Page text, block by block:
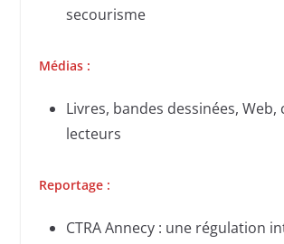
secourisme
Médias :
Livres, bandes dessinées,
lecteurs
Reportage :
CTRA Annecy : une régulation